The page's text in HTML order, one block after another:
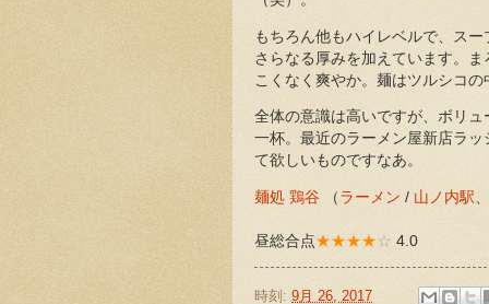
もちろん他もハイレベルで、ス
さらなる厚みを加えています。
こくなく爽やか。麺はツルシコ
全体の意識は高いですが、ボリ
一杯。最近のラーメン屋新店ラ
て欲しいものですなあ。
麺処 鶏谷 （ ラーメン / 山ノ内駅
昼総合点★★★★ ☆ 4.0
時刻: 9月 26, 2017